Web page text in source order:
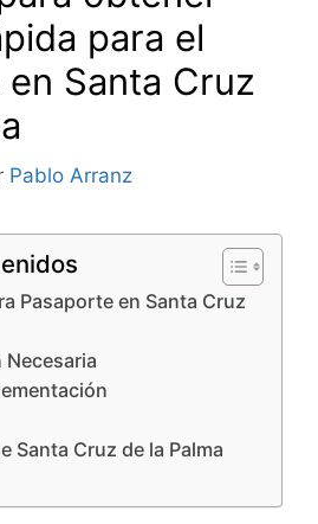
para el
Santa Cruz
Pablo Arranz
Pasaporte en Santa Cruz
Santa Cruz de la Palma